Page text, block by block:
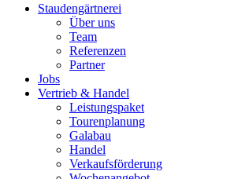
Staudengärtnerei
Über uns
Team
Referenzen
Partner
Jobs
Vertrieb & Handel
Leistungspaket
Tourenplanung
Galabau
Handel
Verkaufsförderung